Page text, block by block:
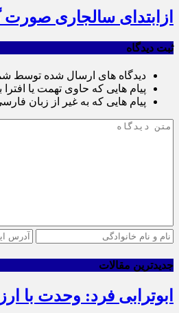
ازابتدای سالجاری صورت گرفت؛ روکش ۴۴۷
ثبت دیدگاه
دیدگاه های ارسال شده توسط
پیام هایی که حاوی تهمت یا
پیام هایی که به غیر از زبان
جدیدترین مقالات
ابوترابی فرد: وحدت